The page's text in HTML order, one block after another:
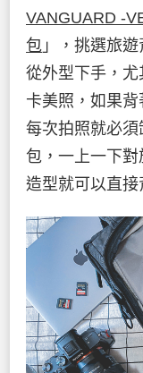
VANGUARD -
包 」，挑選旅
從外型下手，
卡美照，如果背
每次拍照就必
包，一上一下
造型就可以直接